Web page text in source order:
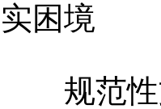
实困境
规范性